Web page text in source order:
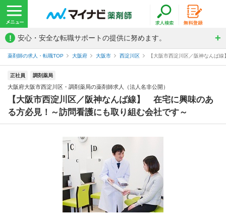
! 安心・安全な転職サポートの提供に努めます。
薬剤師の求人・転職TOP 大阪府 大阪市 西淀川区 【大阪市西淀川区／阪神なんば
正社員 調剤薬局
大阪府大阪市西淀川区・調剤薬局の薬剤師求人（法人名非公開）
【大阪市西淀川区／阪神なんば線】 在宅に興味のあ
る方必見！～訪問看護にも取り組む会社です～